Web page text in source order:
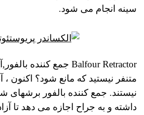
سینه انجام می شود.
Balfour Retractor جمع کننده بالفور,
متنفر نیستید که مانع شود؟ اکنون ،
نیستند. جمع کننده بالفور برشهای
داشته و به جراح اجازه می دهد تا